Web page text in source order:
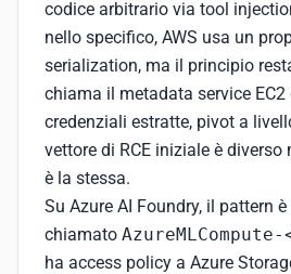
codice arbitrario via tool
nello specifico, AWS usa un
serialization, ma il principio
chiama il metadata service
credenziali estratte, pivot a
vettore di RCE iniziale è diverso
è la stessa.
Su Azure AI Foundry, il pattern
chiamato
ha access policy a Azure